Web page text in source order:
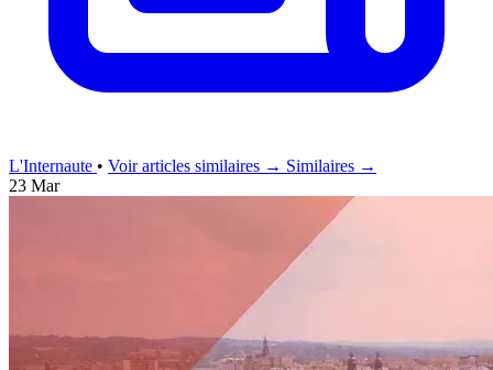
L'Internaute • Voir articles similaires → Similaires →
23 Mar